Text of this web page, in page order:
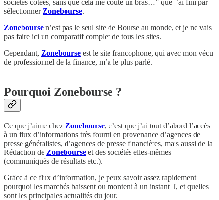
sociétés cotées, sans que cela me coûte un bras…” que j’ai fini par
sélectionner Zonebourse.
Zonebourse n’est pas le seul site de Bourse au monde, et je ne vais
pas faire ici un comparatif complet de tous les sites.
Cependant, Zonebourse est le site francophone, qui avec mon vécu
de professionnel de la finance, m’a le plus parlé.
Pourquoi Zonebourse ?
Ce que j’aime chez Zonebourse, c’est que j’ai tout d’abord l’accès
à un flux d’informations très fourni en provenance d’agences de
presse généralistes, d’agences de presse financières, mais aussi de la
Rédaction de Zonebourse et des sociétés elles-mêmes
(communiqués de résultats etc.).
Grâce à ce flux d’information, je peux savoir assez rapidement
pourquoi les marchés baissent ou montent à un instant T, et quelles
sont les principales actualités du jour.